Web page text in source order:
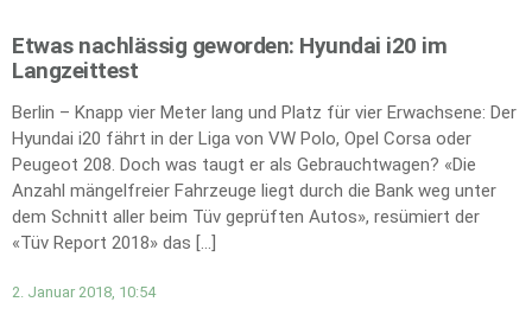
Etwas nachlässig geworden: Hyundai i20 im
Langzeittest
Berlin – Knapp vier Meter lang und Platz für vier Erwachsene: Der
Hyundai i20 fährt in der Liga von VW Polo, Opel Corsa oder
Peugeot 208. Doch was taugt er als Gebrauchtwagen? «Die
Anzahl mängelfreier Fahrzeuge liegt durch die Bank weg unter
dem Schnitt aller beim Tüv geprüften Autos», resümiert der
«Tüv Report 2018» das […]
2. Januar 2018, 10:54